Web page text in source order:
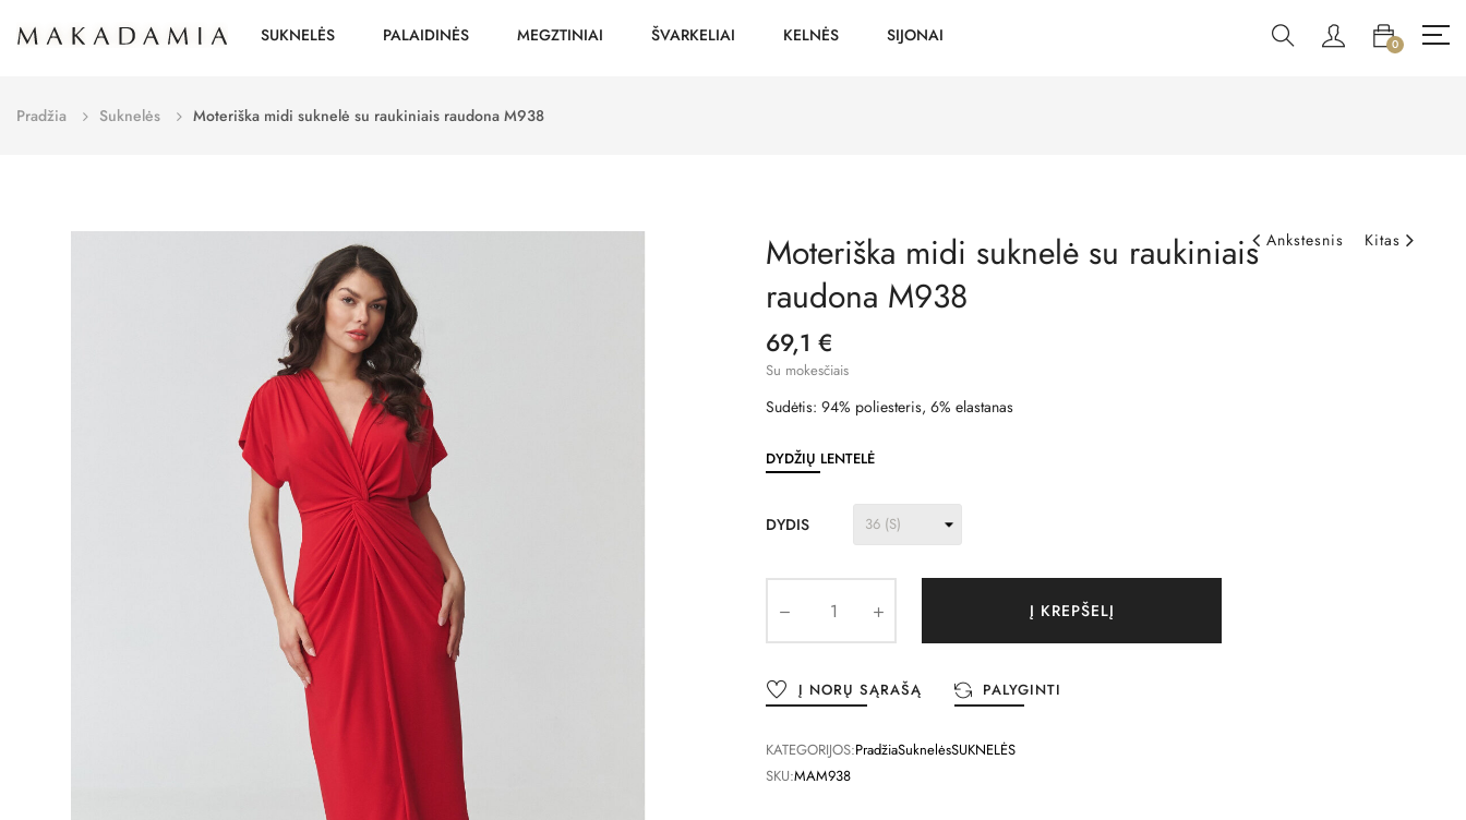
SUKNELĖS PALAIDINĖS MEGZTINIAI ŠVARKELIAI KELNĖS SIJONAI 0
Pradžia Suknelės Moteriška midi suknelė su raukiniais raudona M938
Ankstesnis Kitas
Moteriška midi suknelė su raukiniais
raudona M938
69,1 €
Su mokesčiais
Sudėtis: 94% poliesteris, 6% elastanas
DYDŽIŲ LENTELĖ
DYDIS
Į KREPŠELĮ
Į NORŲ SĄRAŠĄ PALYGINTI
KATEGORIJOS:PradžiaSuknelėsSUKNELĖS
SKU:MAM938